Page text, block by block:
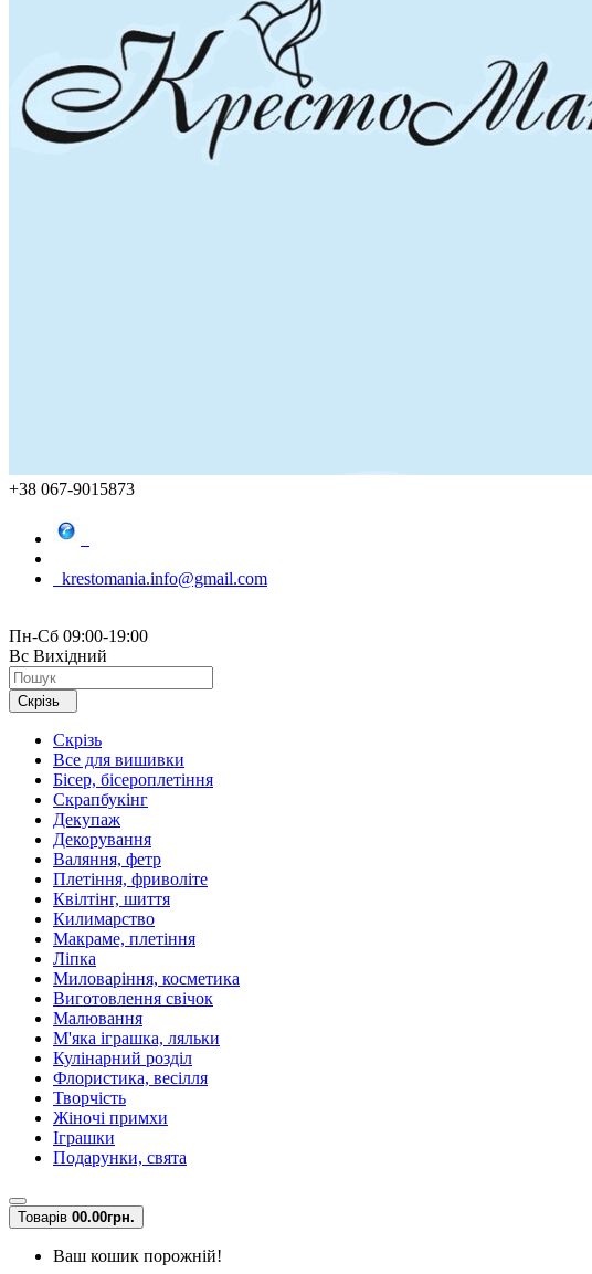
+38 067-9015873
krestomania.info@gmail.com
Пн-Сб 09:00-19:00
Вс Вихідний
Скрізь
Скрізь
Все для вишивки
Бісер, бісероплетіння
Скрапбукінг
Декупаж
Декорування
Валяння, фетр
Плетіння, фриволіте
Квілтінг, шиття
Килимарство
Макраме, плетіння
Ліпка
Миловаріння, косметика
Виготовлення свічок
Малювання
М'яка іграшка, ляльки
Кулінарний розділ
Флористика, весілля
Творчість
Жіночі примхи
Іграшки
Подарунки, свята
Товарів 00.00грн.
Ваш кошик порожній!